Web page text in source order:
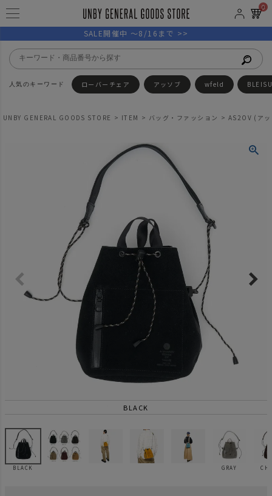
0
SALE開催中 ～8/16まで >>
ローバーチェア アッソブ wfeld
UNBY GENERAL GOODS STORE ITEM バッグ・ファッション AS2OV (ア
BLACK
BLACK GRAY